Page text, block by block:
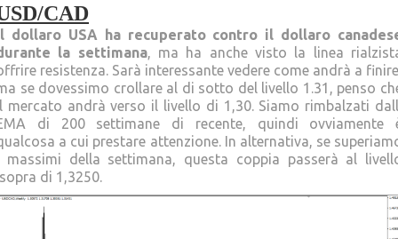
CAD
dollaro USA ha recuperato contro il dollaro
la settimana, ma ha anche visto la linea
resistenza. Sarà interessante vedere come andrà a
se dovessimo crollare al di sotto del livello 1.31, penso
mercato andrà verso il livello di 1,30. Siamo rimbalzati
di 200 settimane di recente, quindi ovviamente
a cui prestare attenzione. In alternativa, se
massimi della settimana, questa coppia passerà al
di 1,3250.